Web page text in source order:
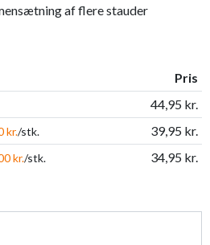
af flere stauder
Pris
44,95 kr.
kr./stk.
39,95 kr.
kr./stk. 34,95 kr.